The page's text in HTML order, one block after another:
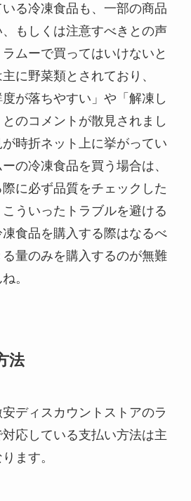
る冷凍食品も、一部の商品
もしくは注意すべきとの声
ムーで買ってはいけないと
に野菜類とされており、
度が落ちやすい」や「解凍し
のコメントが散見されまし
時折ネット上に挙がってい
の冷凍食品を買う場合は、
に必ず品質をチェックした
ういったトラブルを避ける
食品を購入する際はなるべ
量のみを購入するのが無難
。
法
ディスカウントストアのラ
応している支払い方法は主
ます。